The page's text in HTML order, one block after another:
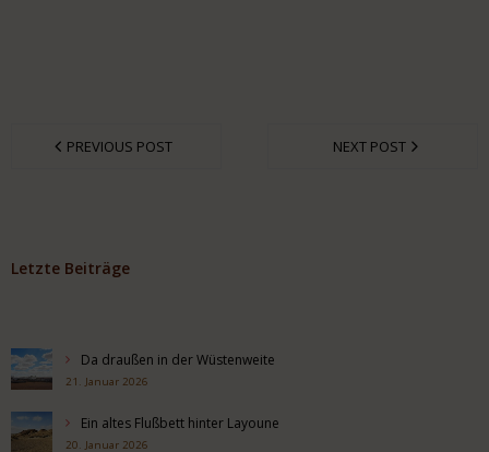
PREVIOUS POST NEXT POST
Letzte Beiträge
Da draußen in der Wüstenweite
21. Januar 2026
Ein altes Flußbett hinter Layoune
20. Januar 2026